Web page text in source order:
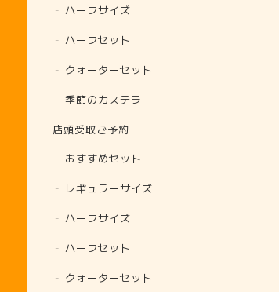
ハーフサイズ
ハーフセット
クォーターセット
季節のカステラ
店頭受取ご予約
おすすめセット
レギュラーサイズ
ハーフサイズ
ハーフセット
クォーターセット